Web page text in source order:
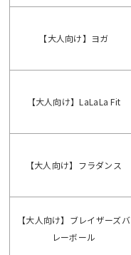
【大人向け】ヨガ
【大人向け】LaLaLa Fit
【大人向け】フラダンス
【大人向け】ブレイザーズバ
レーボール